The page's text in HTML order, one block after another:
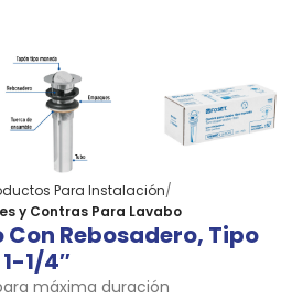
Para Instalación
y Contras Para Lavabo
Rebosadero, Tipo
1/4″
máxima duración